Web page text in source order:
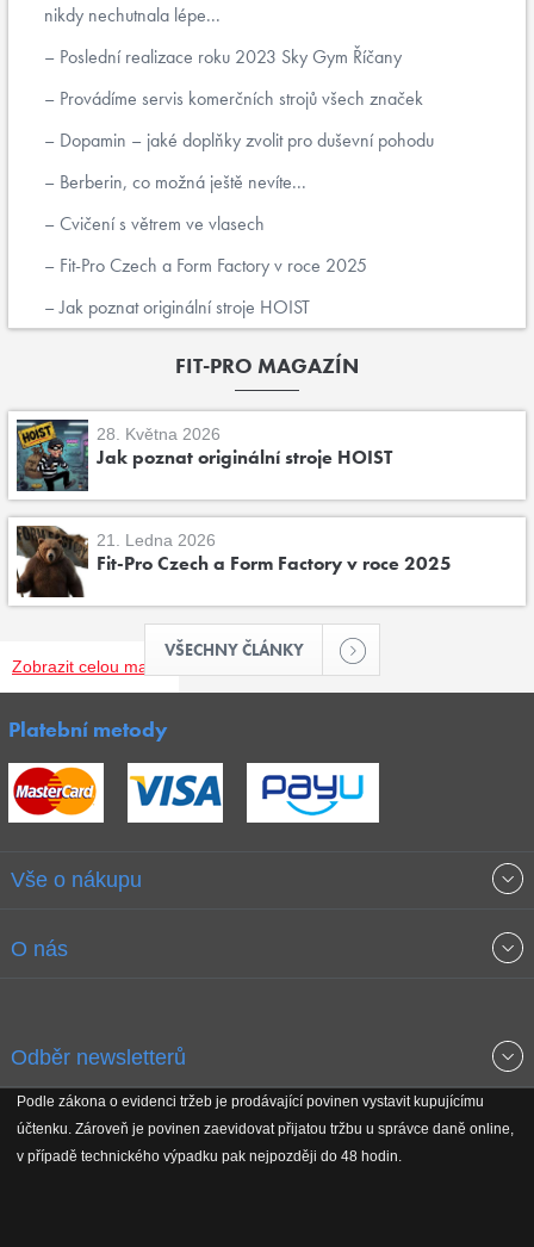
Zobrazit celou mapu
nikdy nechutnala lépe...
Poslední realizace roku 2023 Sky Gym Říčany
Provádíme servis komerčních strojů všech značek
Dopamin – jaké doplňky zvolit pro duševní pohodu
Berberin, co možná ještě nevíte...
Cvičení s větrem ve vlasech
Fit-Pro Czech a Form Factory v roce 2025
Jak poznat originální stroje HOIST
FIT-PRO MAGAZÍN
28. Května 2026
Jak poznat originální stroje HOIST
21. Ledna 2026
Fit-Pro Czech a Form Factory v roce 2025
VŠECHNY ČLÁNKY
Platební metody
Vše o nákupu
Obchodní podmínky
Reklamační řád
O nás
Koho podporujeme
Odběr newsletterů
Podle zákona o evidenci tržeb je prodávající povinen vystavit kupujícímu
účtenku. Zároveň je povinen zaevidovat přijatou tržbu u správce daně online,
v případě technického výpadku pak nejpozději do 48 hodin.